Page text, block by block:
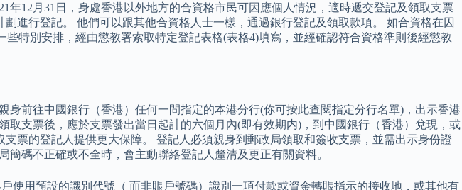
12月31日，身處香港以外地方的合資格市民可因應個人情況，適時遞交登記及領取支票
進行登記。 他們可以跟其他合資格人士一樣，通過銀行登記及領取款項。 如合資格在囚
特別安排，經由懲教署索取特定登記表格(表格4)填寫，並經確認符合資格準則後經懲教
前往中國銀行（香港）任何一間指定的本港分行(你可按此查閱指定分行名單)，出示香港
支票後，應於支票發出當日起計的六個月內(即有效期内)，到中國銀行（香港）兌現，或
票的登記人提供更大保障。 登記人必須親身到郵政局領取和簽收支票，並需出示身份證
碼不正確或不全時，會主動聯絡登記人釐清及更正有關資料。
使用預設的識別代號（ 而非賬戶號碼）識別一項付款或資金轉賬指示的接收地，或其他有